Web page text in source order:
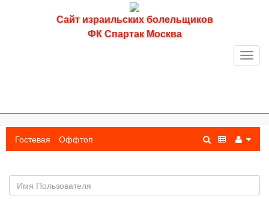
Сайт израильских болельщиков
ФК Спартак Москва
Гостевая Оффтоп
пользователя